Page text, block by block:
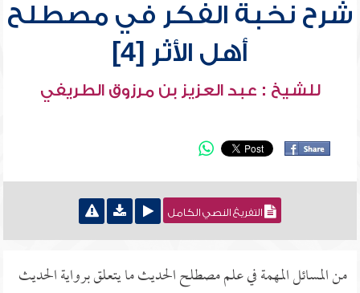
شرح نخبة الفكر في مصطلح
أهل الأثر [4]
للشيخ : عبد العزيز بن مرزوق الطريفي
التفريغ النصي الكامل
من المسائل المهمة في علم مصطلح الحديث ما يتعلق برواية الحديث